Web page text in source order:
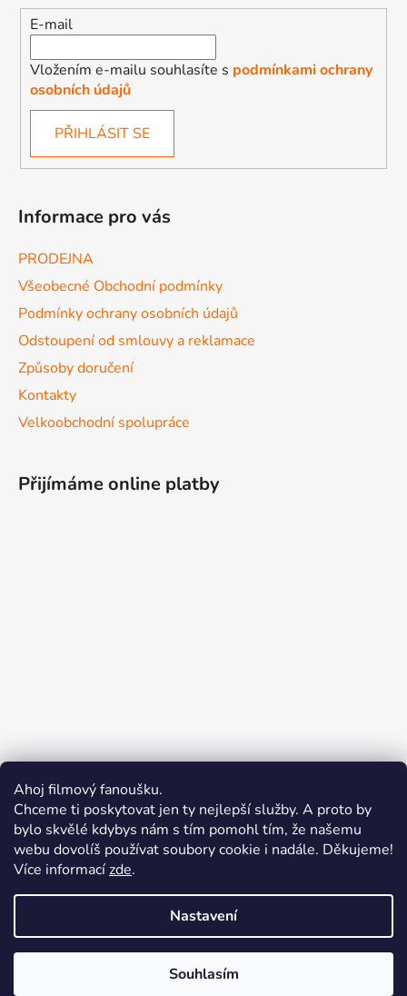
Ahoj filmový fanoušku.
Chceme ti poskytovat jen ty nejlepší služby. A proto by
bylo skvělé kdybys nám s tím pomohl tím, že našemu
webu dovolíš používat soubory cookie i nadále. Děkujeme!
Více informacízde.
Nastavení
Souhlasím
E-mail
Vložením e-mailu souhlasíte s podmínkami ochrany
osobních údajů
PŘIHLÁSIT SE
Informace pro vás
PRODEJNA
Všeobecné Obchodní podmínky
Podmínky ochrany osobních údajů
Odstoupení od smlouvy a reklamace
Způsoby doručení
Kontakty
Velkoobchodní spolupráce
Přijímáme online platby
Merchion | Pořiďte si vlastní merch
Midnight Gear | Ride the night, wear the soul
Vytvořil Shoptet